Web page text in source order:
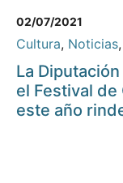
02/07/2021
Cultura, Noticias,
La
el Festival de
este año